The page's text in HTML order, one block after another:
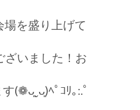
を盛り上げて
ざいました！お
(❁ᴗ͈ˬᴗ͈)ﾍﾟｺﾘ｡:.ﾟ